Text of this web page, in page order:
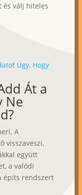
és válj hiteles
Át a
Ne
A
visszaveszi,
együtt
a valódi
építs rendszert